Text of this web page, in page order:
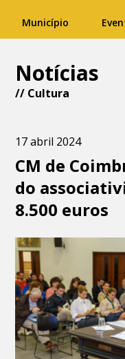
Município
Notícias
// Cultura
17 abril 2024
CM de
do
8.500 euros